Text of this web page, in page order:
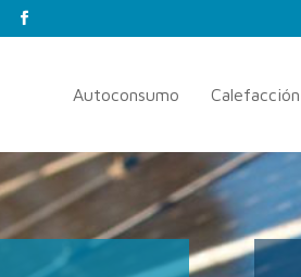
Autoconsumo Calefacción